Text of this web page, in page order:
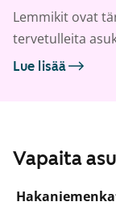
Lemmikit ovat
tervetulleita
Lue lisää
Vapaita